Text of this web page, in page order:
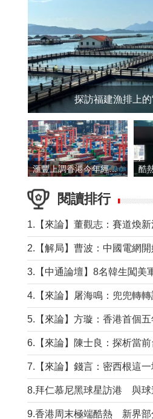
探訪福建漁排上的
滙豐上調香港今年經濟增長預測至4.5%
閱讀排行
1.【來論】董觀志：賽道煥
8.拜仁慕尼黑球星訪港 與球
9.香港周末極端酷熱 新界部